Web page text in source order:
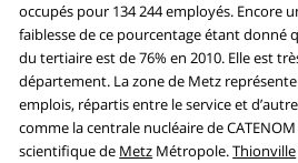
occupés pour 134 244 employés. Encore
faiblesse de ce pourcentage étant donné
du tertiaire est de 76% en 2010. Elle est
département. La zone de Metz représente
emplois, répartis entre le service et
comme la centrale nucléaire de
scientifique de Metz Métropole.Thionville